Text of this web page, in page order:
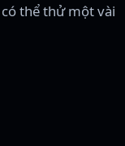
thể thử một vài